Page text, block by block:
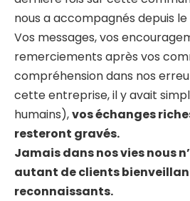
nous a accompagnés depuis
Vos messages, vos
remerciements après vos
compréhension dans nos
cette entreprise, il y avait
humains),vos échanges
resteront gravés.
Jamais dans nos vies nous
autant de clients
reconnaissants.